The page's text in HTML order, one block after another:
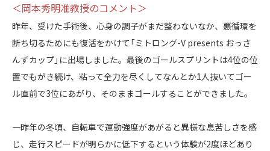
＜岡本秀明准教授のコメント＞
昨年、受けた手術後、心身の調子がまだ整わないなか、悪循環を
断ち切るためにも復活をかけて「ミトロング-V presents おっさ
んずカップ」に出場しました。最後のゴールスプリントは4位の位
置でもがき続け、粘って全力を尽くしてなんとか1人抜いてゴー
ル直前で3位にあがり、そのままゴールすることができました。
一昨年の冬頃、自転車で運動強度があがると異様な息苦しさを感
じ、走行スピードが明らかに低下するという体験が2度ほどあり